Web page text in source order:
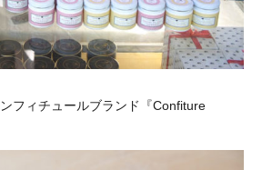
フィチュールブランド『Confiture